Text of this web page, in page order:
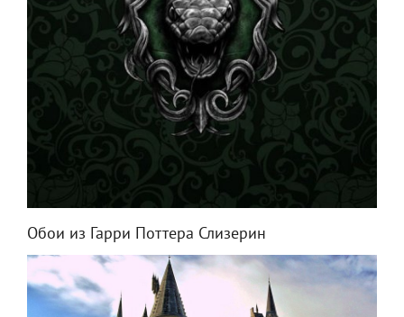
Обои из Гарри Поттера Слизерин